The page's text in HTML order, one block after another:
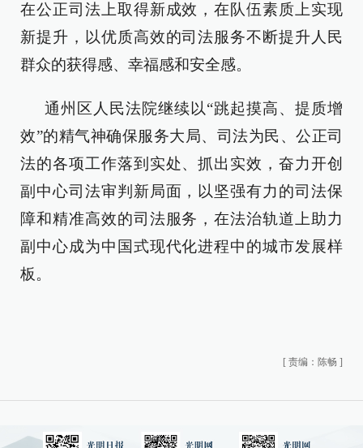
在公正司法上取得新成效，在队伍素质上实现
新提升，以优质高效的司法服务不断提升人民
群众的获得感、幸福感和安全感。
通州区人民法院继续以“跳起摸高、提质增
效”的精气神确保服务大局、司法为民、公正司
法的各项工作落到实处、抓出实效，奋力开创
副中心司法审判新局面，以坚强有力的司法保
障和精准高效的司法服务，在法治轨道上助力
副中心成为中国式现代化进程中的城市发展样
板。
[ 责编：陈畅 ]